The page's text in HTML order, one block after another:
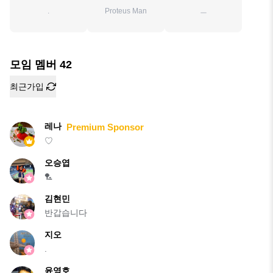
. Proteus Man ㅡ
모임 멤버 42
최근가입
레나 Premium Sponsor
♡
오승엽
🏸
김현민
반갑습니다
지오
윤영호